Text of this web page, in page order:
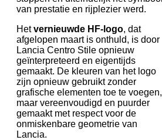
van prestatie en rijplezier werd.
Hetvernieuwde HF-logo, dat
afgelopen maart is onthuld, is door
Lancia Centro Stile opnieuw
geïnterpreteerd en eigentijds
gemaakt. De kleuren van het logo
zijn opnieuw gebruikt zonder
grafische elementen toe te voegen,
maar vereenvoudigd en puurder
gemaakt met respect voor de
onmiskenbare geometrie van
Lancia.